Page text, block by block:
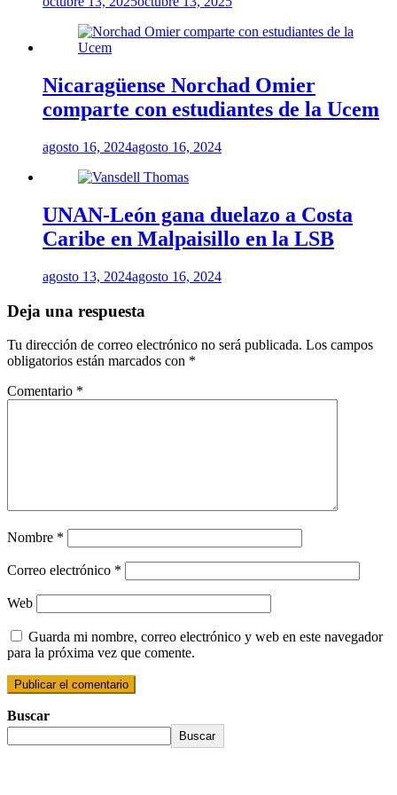
Nicaragüense Norchad Omier
comparte con estudiantes de la Ucem
agosto 16, 2024agosto 16, 2024
UNAN-León gana duelazo a Costa
Caribe en Malpaisillo en la LSB
agosto 13, 2024agosto 16, 2024
Deja una respuesta
Tu dirección de correo electrónico no será publicada. Los campos
obligatorios están marcados con *
Comentario *
Nombre *
Correo electrónico *
Web
Guarda mi nombre, correo electrónico y web en este navegador
para la próxima vez que comente.
Buscar
Buscar